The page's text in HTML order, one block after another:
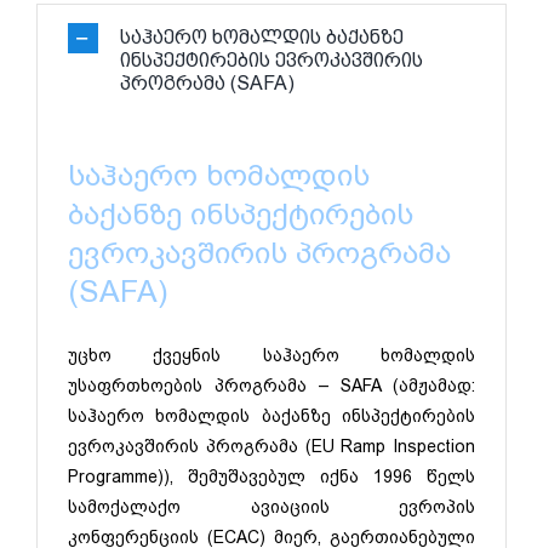
საჰაერო ხომალდის ბაქანზე
ინსპექტირების ევროკავშირის
პროგრამა (SAFA)
საჰაერო ხომალდის
ბაქანზე ინსპექტირების
ევროკავშირის პროგრამა
(SAFA)
უცხო ქვეყნის საჰაერო ხომალდის
უსაფრთხოების პროგრამა – SAFA (ამჟამად:
საჰაერო ხომალდის ბაქანზე ინსპექტირების
ევროკავშირის პროგრამა (EU Ramp Inspection
Programme)), შემუშავებულ იქნა 1996 წელს
სამოქალაქო ავიაციის ევროპის
კონფერენციის (ECAC) მიერ, გაერთიანებული